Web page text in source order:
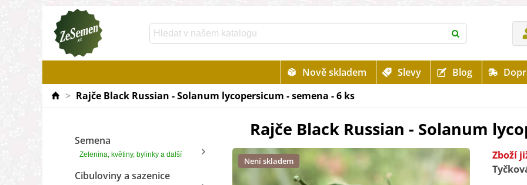
Nově skladem Slevy Blog
> Rajče Black Russian - Solanum lycopersicum - semena - 6 ks
Semena
Zelenina, květiny, bylinky a další
Cibuloviny a sazenice
Rajče Black Russian - Solanum
Není skladem
Zboží